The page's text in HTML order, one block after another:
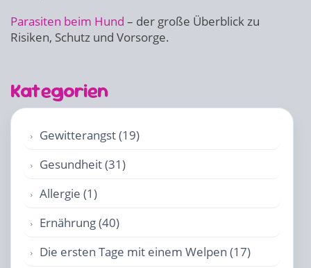
Parasiten beim Hund – der große Überblick zu
Risiken, Schutz und Vorsorge.
Kategorien
Gewitterangst (19)
Gesundheit (31)
Allergie (1)
Ernährung (40)
Die ersten Tage mit einem Welpen (17)